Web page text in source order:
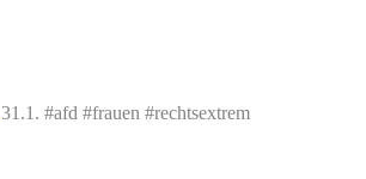
31.1. #afd #frauen #rechtsextrem